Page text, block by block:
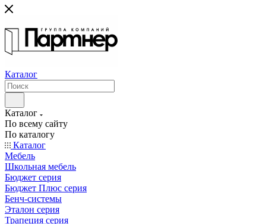
Каталог
Каталог
По всему сайту
По каталогу
Каталог
Мебель
Школьная мебель
Бюджет серия
Бюджет Плюс серия
Бенч-системы
Эталон серия
Трапеция серия